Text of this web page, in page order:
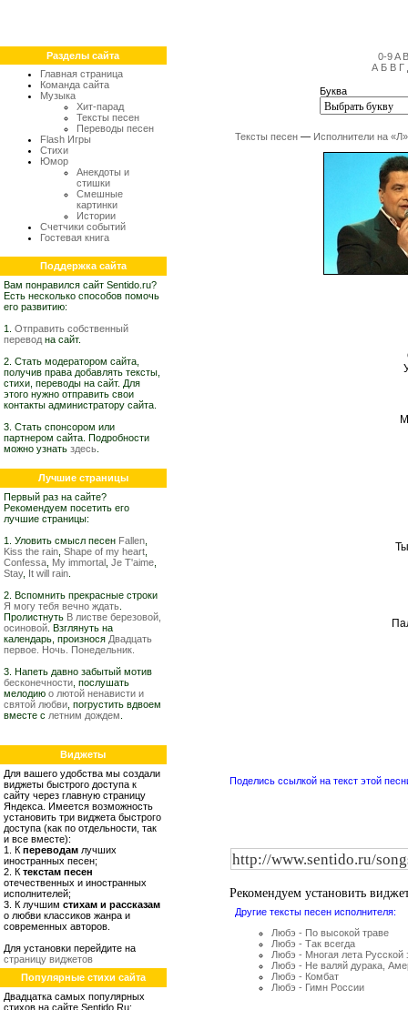
Разделы сайта
Главная страница
Команда сайта
Музыка
Хит-парад
Тексты песен
Переводы песен
Flash Игры
Стихи
Юмор
Анекдоты и
стишки
Смешные
картинки
Истории
Счетчики событий
Гостевая книга
Поддержка сайта
Вам понравился сайт Sentido.ru?
Есть несколько способов помочь
его развитию:
1. Отправить собственный
перевод на сайт.
2. Стать модератором сайта,
получив права добавлять тексты,
стихи, переводы на сайт. Для
этого нужно отправить свои
контакты администратору сайта.
3. Стать спонсором или
партнером сайта. Подробности
можно узнать здесь
Лучшие страницы
Первый раз на сайте?
Рекомендуем посетить его
лучшие страницы:
1. Уловить смысл песен Fallen
Kiss the rain Shape of my heart
Confessa My immortal Je T'aime
Stay, It will rain
2. Вспомнить прекрасные строки
Я могу тебя вечно ждать
Пролистнуть В листве березовой,
осиновой . Взглянуть на
календарь, произнося Двадцать
первое. Ночь. Понедельник.
3. Напеть давно забытый мотив
бесконечности , послушать
мелодию о лютой ненависти и
святой любви , погрустить вдвоем
вместе с летним дождем
Виджеты
Для вашего удобства мы создали
виджеты быстрого доступа к
сайту через главную страницу
Яндекса. Имеется возможность
установить три виджета быстрого
доступа (как по отдельности, так
и все вместе):
1. К переводам лучших
иностранных песен;
2. К текстам песен
отечественных и иностранных
исполнителей;
3. К лучшим стихам и рассказам
о любви классиков жанра и
современных авторов.
Для установки перейдите на
страницу виджетов
Популярные стихи сайта
Двадцатка самых популярных
стихов на сайте Sentido.Ru:
0-9 A
А Б В Г
Буква
Тексты песен — Исполнители на «Л»
Поделись ссылкой на текст этой
Рекомендуем установить
Другие тексты песен исполнителя:
Любэ - По высокой траве
Любэ - Так всегда
Любэ - Многая лета Русской
Любэ - Не валяй дурака,
Любэ - Комбат
Любэ - Гимн России